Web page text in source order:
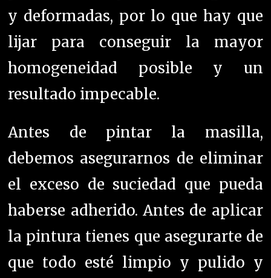
y deformadas, por lo que hay que
lijar para conseguir la mayor
homogeneidad posible y un
resultado impecable.
Antes de pintar la masilla,
debemos asegurarnos de eliminar
el exceso de suciedad que pueda
haberse adherido. Antes de aplicar
la pintura tienes que asegurarte de
que todo esté limpio y pulido y